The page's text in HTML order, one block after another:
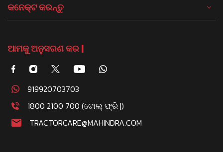
କନେକ୍ଟ କରନ୍ତୁ
ଆମକୁ ଅନୁସରଣ କର |
919920703703
1800 2100 700 (ଟୋଲ୍ ଫ୍ରି |)
TRACTORCARE@MAHINDRA.COM